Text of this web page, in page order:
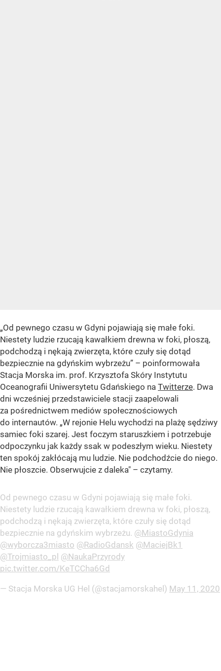
„Od pewnego czasu w Gdyni pojawiają się małe foki.
Niestety ludzie rzucają kawałkiem drewna w foki, płoszą,
podchodzą i nękają zwierzęta, które czuły się dotąd
bezpiecznie na gdyńskim wybrzeżu” – poinformowała
Stacja Morska im. prof. Krzysztofa Skóry Instytutu
Oceanografii Uniwersytetu Gdańskiego na Twitterze. Dwa
dni wcześniej przedstawiciele stacji zaapelowali
za pośrednictwem mediów społecznościowych
do internautów. „W rejonie Helu wychodzi na plażę sędziwy
samiec foki szarej. Jest foczym staruszkiem i potrzebuje
odpoczynku jak każdy ssak w podeszłym wieku. Niestety
ten spokój zakłócają mu ludzie. Nie podchodźcie do niego.
Nie płoszcie. Obserwujcie z daleka" – czytamy.
Od pewnego czasu w Gdyni pojawiają się małe foki.
Niestety ludzie rzucają kawałkiem drewna w foki, płoszą,
podchodzą i nękają zwierzęta, które czuły się dotąd
bezpiecznie na gdyńskim wybrzeżu. @MiastoGdynia
@wyborcza3miasto @RadioGdansk @MaciejBk1
@Trojmiasto_pl @NaukaPrzyrody
pic.twitter.com/KeTCCha6Gd
— Stacja Morska UG Hel (@stacjamorskahel) May 11, 2020